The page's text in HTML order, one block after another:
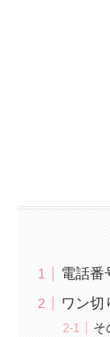
電話番
ワン切
そ